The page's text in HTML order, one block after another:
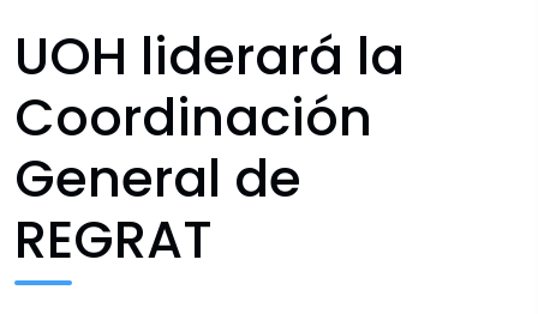
UOH liderará la
Coordinación
General de
REGRAT